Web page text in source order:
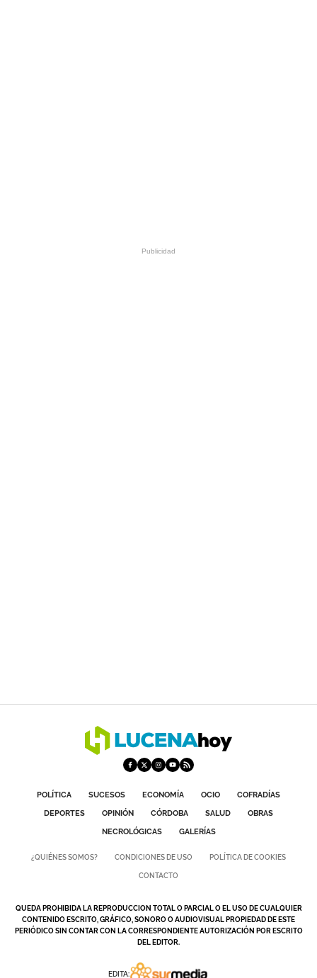
POLÍTICA SUCESOS ECONOMÍA OCIO
COFRADÍAS
DEPORTES
OPINIÓN CÓRDOBA SALUD
OBRAS
NECROLÓGICAS
GALERÍAS
¿QUIÉNES SOMOS? CONDICIONES DE USO POLÍTICA DE COOKIES
CONTACTO
QUEDA PROHIBIDA LA REPRODUCCION TOTAL O PARCIAL O EL USO DE CUALQUIER
CONTENIDO ESCRITO, GRÁFICO, SONORO O AUDIOVISUAL PROPIEDAD DE ESTE
PERIÓDICO SIN CONTAR CON LA CORRESPONDIENTE AUTORIZACIÓN POR ESCRITO
DEL EDITOR.
EDITA: